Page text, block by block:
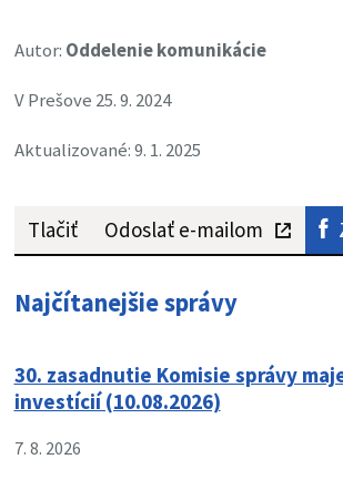
Autor: Oddelenie komunikácie
V Prešove 25. 9. 2024
Aktualizované: 9. 1. 2025
Tlačiť Odoslať e-mailom
Najčítanejšie správy
30. zasadnutie Komisie správy
investícií (10.08.2026)
7. 8. 2026